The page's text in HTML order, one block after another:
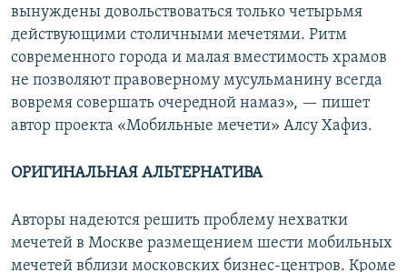
вынуждены довольствоваться только четырьмя
действующими столичными мечетями. Ритм
современного города и малая вместимость храмов
не позволяют правоверному мусульманину всегда
вовремя совершать очередной намаз», — пишет
автор проекта «Мобильные мечети» Алсу Хафиз.
ОРИГИНАЛЬНАЯ АЛЬТЕРНАТИВА
Авторы надеются решить проблему нехватки
мечетей в Москве размещением шести мобильных
мечетей вблизи московских бизнес-центров. Кроме